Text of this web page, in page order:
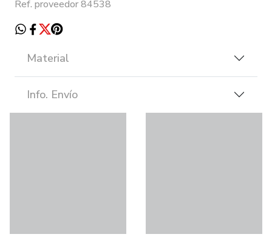
Ref. proveedor 84538
Material
Info. Envío